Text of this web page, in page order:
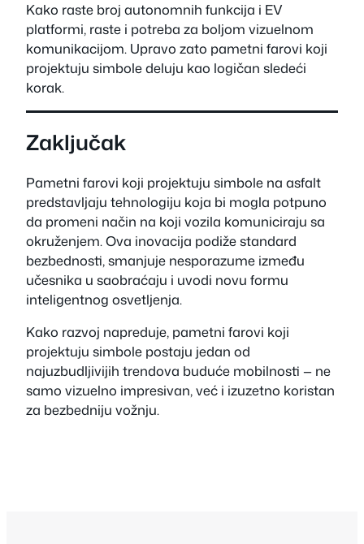
Kako raste broj autonomnih funkcija i EV
platformi, raste i potreba za boljom vizuelnom
komunikacijom. Upravo zato pametni farovi koji
projektuju simbole deluju kao logičan sledeći
korak.
Zaključak
Pametni farovi koji projektuju simbole na asfalt
predstavljaju tehnologiju koja bi mogla potpuno
da promeni način na koji vozila komuniciraju sa
okruženjem. Ova inovacija podiže standard
bezbednosti, smanjuje nesporazume između
učesnika u saobraćaju i uvodi novu formu
inteligentnog osvetljenja.
Kako razvoj napreduje, pametni farovi koji
projektuju simbole postaju jedan od
najuzbudljivijih trendova buduće mobilnosti — ne
samo vizuelno impresivan, već i izuzetno koristan
za bezbedniju vožnju.